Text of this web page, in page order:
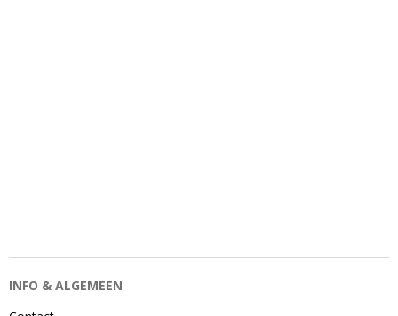
INFO & ALGEMEEN